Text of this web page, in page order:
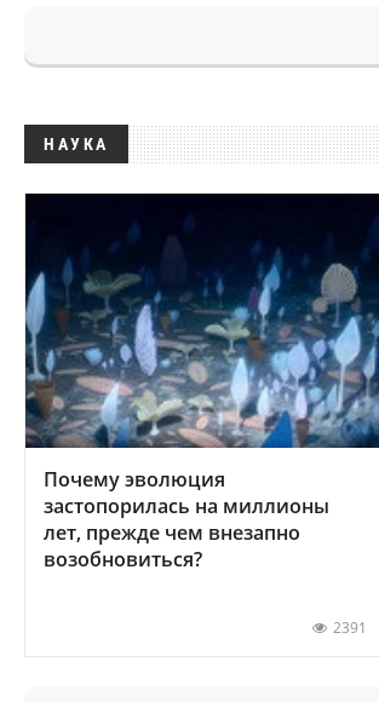
НАУКА
Почему эволюция
застопорилась на миллионы
лет, прежде чем внезапно
возобновиться?
2391